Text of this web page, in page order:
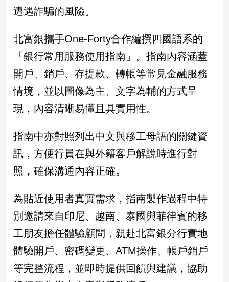
社
地
方
新
冠
病
毒
區
南
台
灣
點
台
灣
觀
點
遭遇詐騙的風險。
北富銀攜手One-Forty合作編撰四國語系的
「銀行常用服務使用指南」。指南內容涵蓋
開戶、銷戶、存提款、轉帳等常見金融服務
情境，並以圖像為主、文字為輔的方式呈
現，內容清晰易懂且具實用性。
指南中亦對照列出中文與移工母語的關鍵資
訊，方便行員在與外籍客戶解說時進行對
照，確保溝通內容正確。
為貼近使用者真實需求，指南製作過程中特
別邀請來自印尼、越南、泰國與菲律賓的移
工朋友擔任體驗顧問，親赴北富銀分行實地
體驗開戶、密碼變更、ATM操作、帳戶銷戶
等完整流程，並即時提供回饋與建議，協助